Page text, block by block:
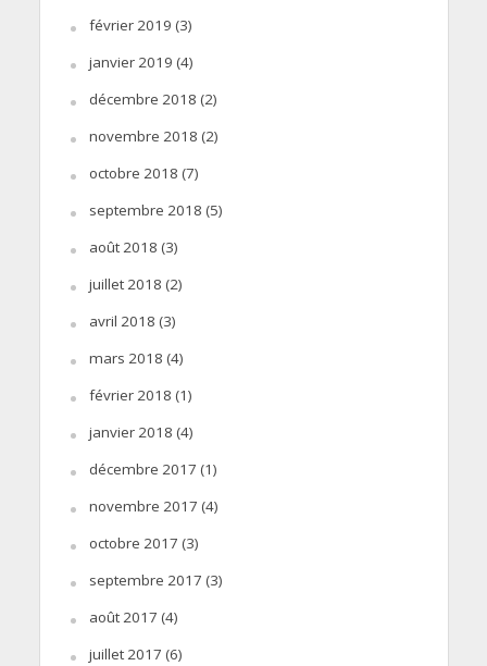
février 2019 (3)
janvier 2019 (4)
décembre 2018 (2)
novembre 2018 (2)
octobre 2018 (7)
septembre 2018 (5)
août 2018 (3)
juillet 2018 (2)
avril 2018 (3)
mars 2018 (4)
février 2018 (1)
janvier 2018 (4)
décembre 2017 (1)
novembre 2017 (4)
octobre 2017 (3)
septembre 2017 (3)
août 2017 (4)
juillet 2017 (6)